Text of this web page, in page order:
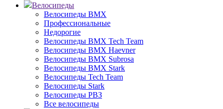
Велосипеды
Велосипеды BMX
Профессиональные
Недорогие
Велосипеды BMX Tech Team
Велосипеды BMX Haevner
Велосипеды BMX Subrosa
Велосипеды BMX Stark
Велосипеды Tech Team
Велосипеды Stark
Велосипеды РВЗ
Все велосипеды